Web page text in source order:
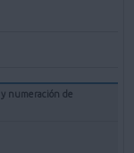
numeración de